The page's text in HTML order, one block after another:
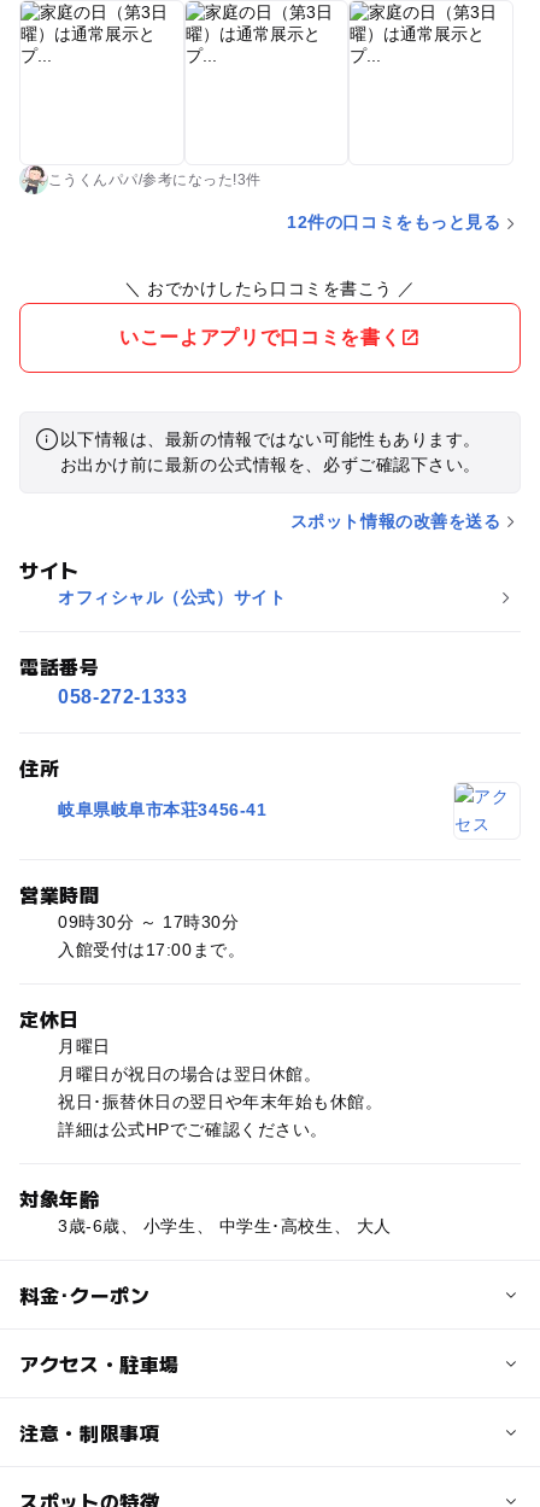
スは少しありますが、レストランやフードコートはないです。
外にキッチンカーがでてました。
こうくんパパ/参考に なった!3件
12件の口コミをもっと見る
＼ おでかけしたら口コミを書こう ／
いこーよアプリで口コミを書く
以下情報は、最新の情報ではない可能性もあります。
お出かけ前に最新の公式情報を、必ずご確認下さい。
スポット情報の改善を送る
サイト
オフィシャル（公式）サイト
電話番号
058-272-1333
住所
岐阜県岐阜市本荘3456-41
営業時間
09時30分 ～ 17時30分
入館受付は17:00まで。
定休日
月曜日
月曜日が祝日の場合は翌日休館。
祝日･振替休日の翌日や年末年始も休館。
詳細は公式HPでご確認ください。
対象年齢
3歳-6歳、 小学生、 中学生･高校生、 大人
料金･クーポン
子供の料金
円。
夏の特別展は別料金。
アクセス・駐車場
交通アクセス
注意・制限事項
プラネタリウムあり：〇
スポットの特徴